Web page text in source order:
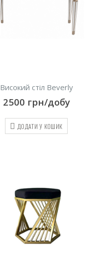
Високий стіл Beverly
2500 грн/добу
ДОДАТИ У КОШИК